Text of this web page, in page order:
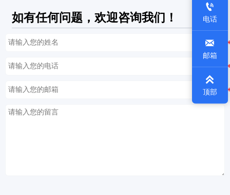
如有任何问题，欢迎咨询我们！

电话

邮箱

顶部